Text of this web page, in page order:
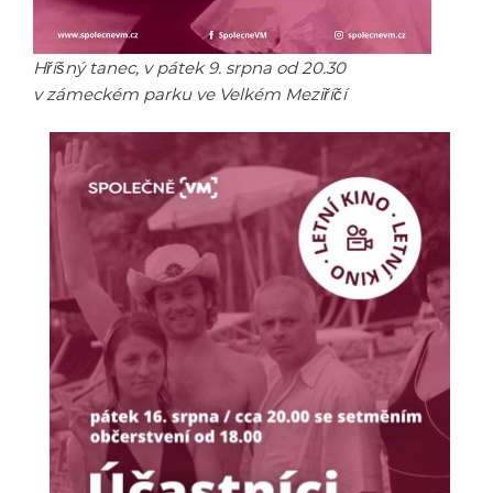
Hříšný tanec, v pátek 9. srpna od 20.30
v zámeckém parku ve Velkém Meziříčí